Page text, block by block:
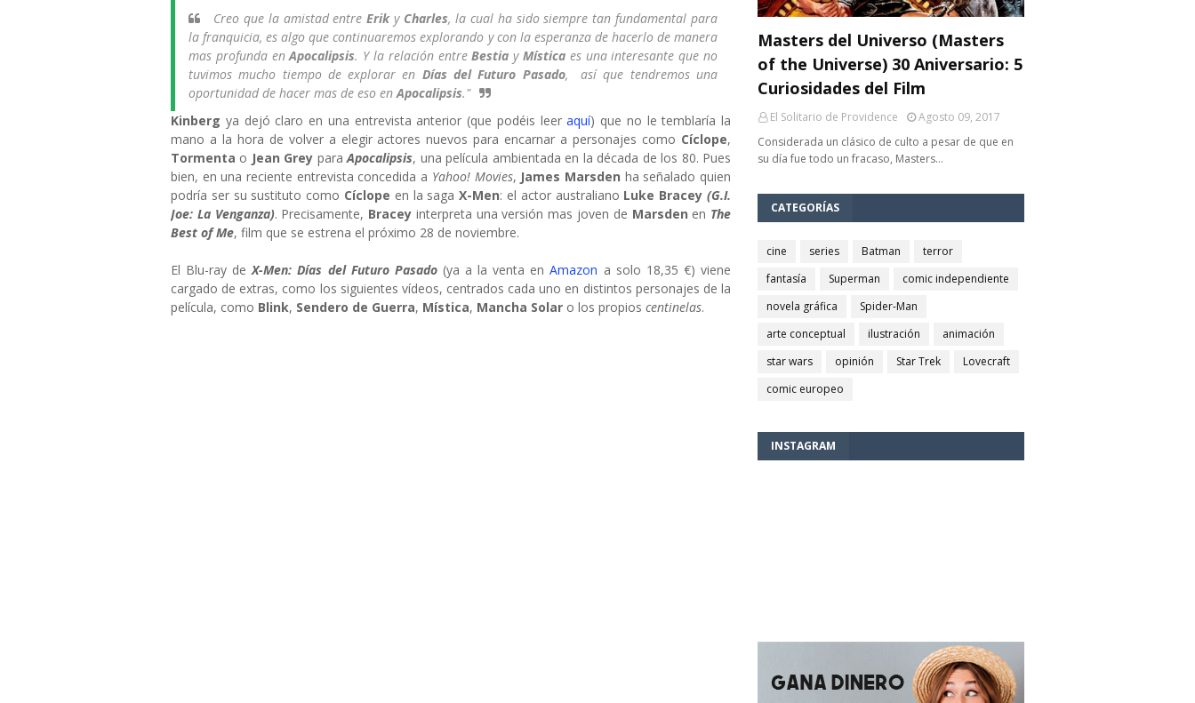
Creo que la amistad entreEriky Charles, la cual ha sido siempre tan fundamental para
la franquicia, es algo que continuaremos explorando y con la esperanza de hacerlo de manera
mas profunda enApocalipsis. Y la relación entreBestiayMística es una interesante que no
tuvimos mucho tiempo de explorar en Días del Futuro Pasado, así que tendremos una
oportunidad de hacer mas de eso enApocalipsis."
Kinberg ya dejó claro en una entrevista anterior (que podéis leeraquí) que no le temblaría la
mano a la hora de volver a elegir actores nuevos para encarnar a personajes como Cíclope,
Tormenta o Jean Grey paraApocalipsis, una película ambientada en la década de los 80. Pues
bien, en una reciente entrevista concedida a Yahoo! Movies, James Marsden ha señalado quien
podría ser su sustituto como Cíclope en la sagaX-Men: el actor australiano Luke Bracey(G.I.
Joe: La Venganza). Precisamente, Bracey interpreta una versión mas joven de Marsden en The
Best of Me, film que se estrena el próximo 28 de noviembre.
El Blu-ray deX-Men: Días del Futuro Pasado(ya a la venta enAmazon a solo 18,35 €) viene
cargado de extras, como los siguientes vídeos, centrados cada uno en distintos personajes de la
película, como Blink, Sendero de Guerra, Mística, Mancha Solar o los propios centinelas.
Masters del Universo (Masters
of the Universe) 30 Aniversario: 5
Curiosidades del Film
El Solitario de Providence
Agosto 09, 2017
Considerada un clásico de culto a pesar de que en
su día fue todo un fracaso, Masters…
CATEGORÍAS
cine series Batman
terror
fantasía
Superman
comic independiente
novela gráfica
Spider-Man
arte conceptual
ilustración
animación
star wars
opinión Star Trek
Lovecraft
comic europeo
INSTAGRAM